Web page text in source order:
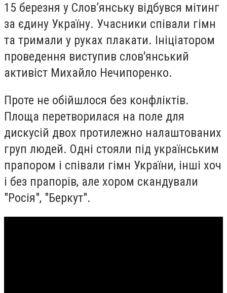
15 березня у Слов’янську відбувся мітинг
за єдину Україну. Учасники співали гімн
та тримали у руках плакати. Ініціатором
проведення виступив слов'янський
активіст Михайло Нечипоренко.
Проте не обійшлося без конфліктів.
Площа перетворилася на поле для
дискусій двох протилежно налаштованих
груп людей. Одні стояли під українським
прапором і співали гімн України, інші хоч
і без прапорів, але хором скандували
"Росія", "Беркут".